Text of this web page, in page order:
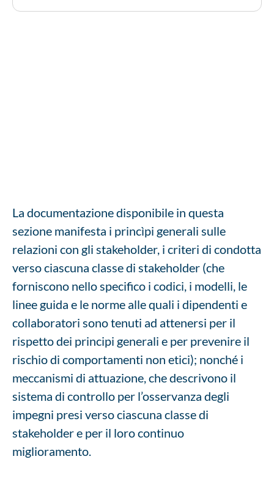
La documentazione disponibile in questa
sezione manifesta i princìpi generali sulle
relazioni con gli stakeholder, i criteri di condotta
verso ciascuna classe di stakeholder (che
forniscono nello specifico i codici, i modelli, le
linee guida e le norme alle quali i dipendenti e
collaboratori sono tenuti ad attenersi per il
rispetto dei principi generali e per prevenire il
rischio di comportamenti non etici); nonché i
meccanismi di attuazione, che descrivono il
sistema di controllo per l’osservanza degli
impegni presi verso ciascuna classe di
stakeholder e per il loro continuo
miglioramento.